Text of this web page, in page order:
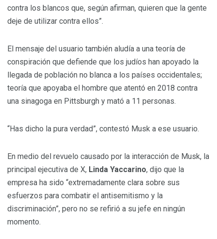
contra los blancos que, según afirman, quieren que la gente
deje de utilizar contra ellos”.
El mensaje del usuario también aludía a una teoría de
conspiración que defiende que los judíos han apoyado la
llegada de población no blanca a los países occidentales;
teoría que apoyaba el hombre que atentó en 2018 contra
una sinagoga en Pittsburgh y mató a 11 personas.
“Has dicho la pura verdad”, contestó Musk a ese usuario.
En medio del revuelo causado por la interacción de Musk, la
principal ejecutiva de X, Linda Yaccarino, dijo que la
empresa ha sido “extremadamente clara sobre sus
esfuerzos para combatir el antisemitismo y la
discriminación”, pero no se refirió a su jefe en ningún
momento.